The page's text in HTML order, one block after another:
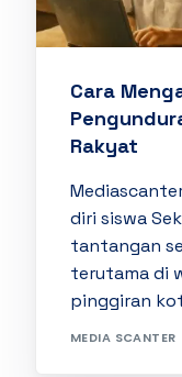
Cara
Rakyat
diri siswa
tantangan
terutama di
pinggiran
MEDIA SCANTER